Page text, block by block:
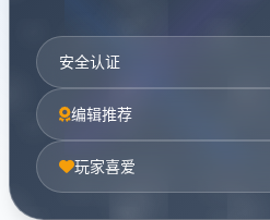
安全认证
编辑推荐
玩家喜爱